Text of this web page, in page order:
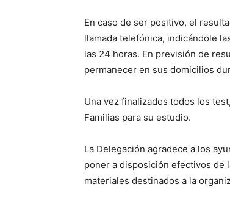
En caso de ser positivo, el
llamada telefónica, indicándole
las 24 horas. En previsión de
permanecer en sus domicilios
Una vez finalizados todos los
Familias para su estudio.
La Delegación agradece a los
poner a disposición efectivos de
materiales destinados a la